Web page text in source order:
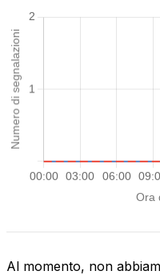
Al momento, non